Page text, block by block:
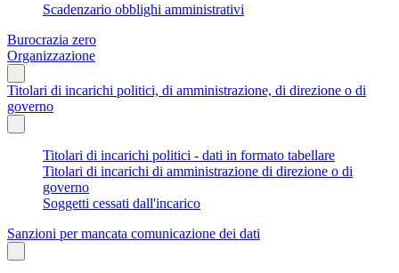
Scadenzario obblighi amministrativi
Burocrazia zero
Organizzazione
Titolari di incarichi politici, di amministrazione, di direzione o di
governo
Titolari di incarichi politici - dati in formato tabellare
Titolari di incarichi di amministrazione di direzione o di
governo
Soggetti cessati dall'incarico
Sanzioni per mancata comunicazione dei dati